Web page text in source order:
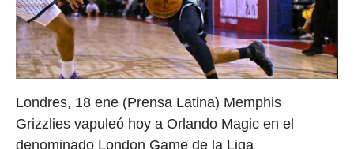
Londres, 18 ene (Prensa Latina) Memphis
Grizzlies vapuleó hoy a Orlando Magic en el
denominado London Game de la Liga